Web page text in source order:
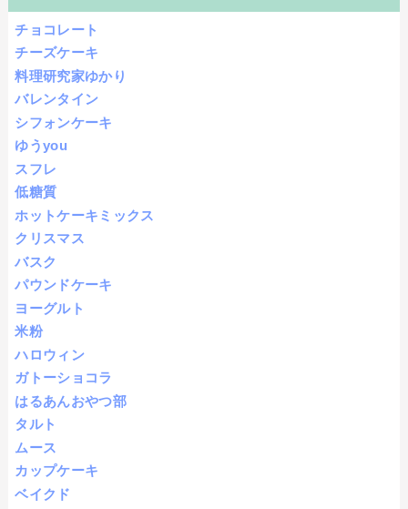
チョコレート
チーズケーキ
料理研究家ゆかり
バレンタイン
シフォンケーキ
ゆうyou
スフレ
低糖質
ホットケーキミックス
クリスマス
バスク
パウンドケーキ
ヨーグルト
米粉
ハロウィン
ガトーショコラ
はるあんおやつ部
タルト
ムース
カップケーキ
ベイクド